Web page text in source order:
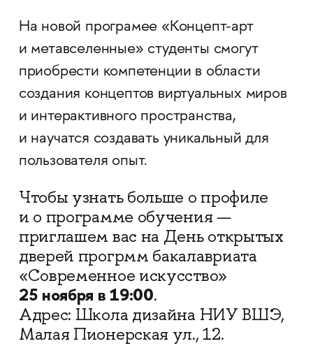
На новой програмее «Концепт-арт
и метавселенные» студенты смогут
приобрести компетенции в области
создания концептов виртуальных миров
и интерактивного пространства,
и научатся создавать уникальный для
пользователя опыт.
Чтобы узнать больше о профиле
и о программе обучения —
приглашем вас на День открытых
дверей прогрмм бакалавриата
«Современное искусство»
25 ноября в 19:00.
Адрес: Школа дизайна НИУ ВШЭ,
Малая Пионерская ул., 12.